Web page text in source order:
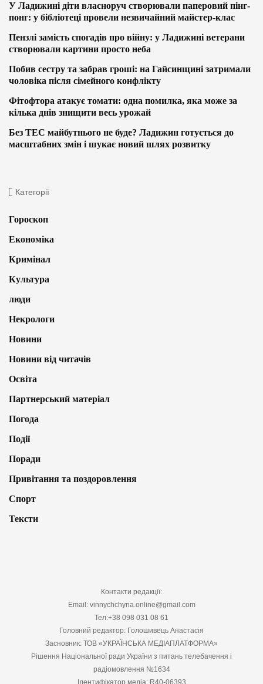
У Ладижині діти власноруч створювали паперовий пінг-
понг: у бібліотеці провели незвичайний майстер-клас
Пензлі замість спогадів про війну: у Ладижині ветерани
створювали картини просто неба
Побив сестру та забрав гроші: на Гайсинщині затримали
чоловіка після сімейного конфлікту
Фітофтора атакує томати: одна помилка, яка може за
кілька днів знищити весь урожай
Без ТЕС майбутнього не буде? Ладижин готується до
масштабних змін і шукає новий шлях розвитку
Категорії
Гороскоп
Економіка
Кримінал
Культура
люди
Некрологи
Новини
Новини від читачів
Освіта
Партнерський матеріал
Погода
Події
Поради
Привітання та поздоровлення
Спорт
Тексти
Контакти редакції:
Email: vinnychchyna.online@gmail.com
Тел:+38 098 031 08 61
Головний редактор: Голошивець Анастасія
Засновник: ТОВ «УКРАЇНСЬКА МЕДІАПЛАТФОРМА»
Рішення Національної ради України з питань телебачення і
радіомовлення №1634
Ідентифікатор медіа: R40-06393